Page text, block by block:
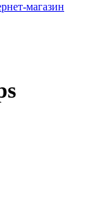
магазин